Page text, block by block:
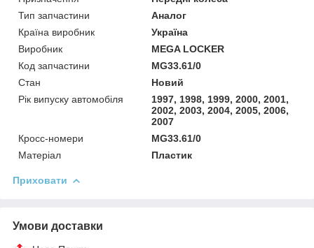
Тип запчастини
Аналог
Країна виробник
Україна
Виробник
MEGA LOCKER
Код запчастини
MG33.61/0
Стан
Новий
Рік випуску автомобіля
1997, 1998, 1999, 2000, 2001,
2002, 2003, 2004, 2005, 2006,
2007
Кросс-номери
MG33.61/0
Матеріал
Пластик
Приховати
Умови доставки